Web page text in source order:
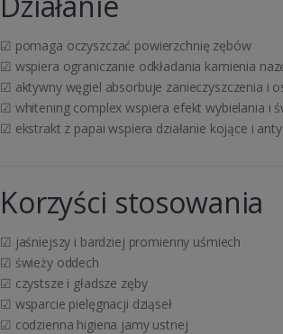
☑ pomaga oczyszczać powierzchnię zębów
☑ wspiera ograniczanie odkładania kamienia
☑ aktywny węgiel absorbuje zanieczyszczenia i
☑ whitening complex wspiera efekt wybielania i
☑ ekstrakt z papai wspiera działanie kojące i
Korzyści stosowania
☑ jaśniejszy i bardziej promienny uśmiech
☑ świeży oddech
☑ czystsze i gładsze zęby
☑ wsparcie pielęgnacji dziąseł
☑ codzienna higiena jamy ustnej